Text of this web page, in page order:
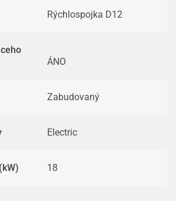
Rýchlospojka D12
ÁNO
Zabudovaný
Electric
18